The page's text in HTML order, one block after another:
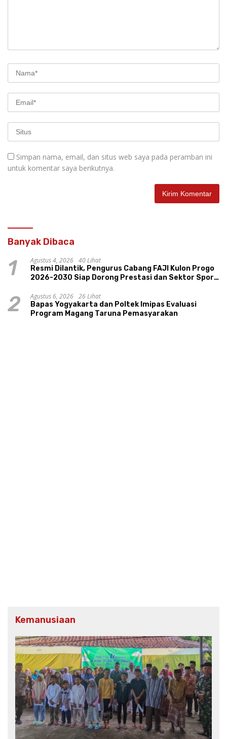
Simpan nama, email, dan situs web saya pada peramban ini
untuk komentar saya berikutnya.
Banyak Dibaca
1 Agustus 4, 2026 40 Lihat
Resmi Dilantik, Pengurus Cabang FAJI Kulon Progo
2026-2030 Siap Dorong Prestasi dan Sektor Sport
2 Agustus 6, 2026 26 Lihat
Bapas Yogyakarta dan Poltek Imipas Evaluasi
Program Magang Taruna Pemasyarakan
Kemanusiaan